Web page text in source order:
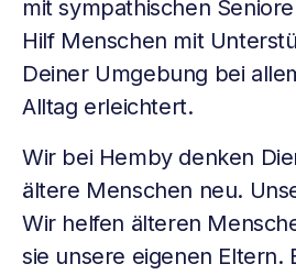
mit sympathischen
Hilf Menschen mit
Deiner Umgebung bei
Alltag erleichtert.
Wir bei Hemby denken
ältere Menschen neu.
Wir helfen älteren
sie unsere eigenen Eltern.